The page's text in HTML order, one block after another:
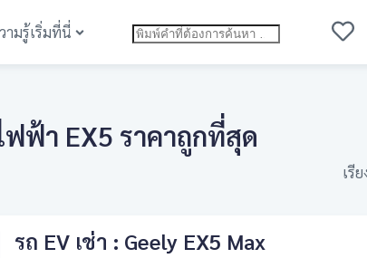
ามรู้เริ่มที่นี่
ฟฟ้า EX5 ราคาถูกที่สุด
เรี
รถ EV เช่า : Geely EX5 Max